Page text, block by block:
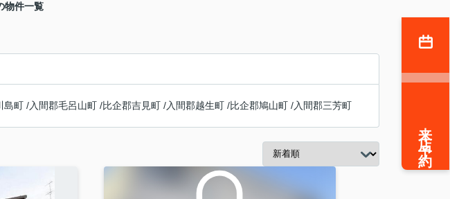
物件一覧
島町 /入間郡毛呂山町 /比企郡吉見町 /入間郡越生町 /比企郡鳩山町 /入間郡三芳町
来店予約